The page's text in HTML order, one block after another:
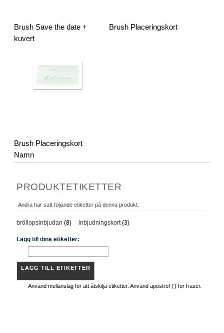
Brush Save the date +
kuvert
Brush Placeringskort
Brush Placeringskort
Namn
PRODUKTETIKETTER
Andra har satt följande etiketter på denna produkt:
bröllopsinbjudan (8) inbjudningskort(3)
Lägg till dina etiketter:
LÄGG TILL ETIKETTER
Använd mellanslag för att åtskilja etiketter. Använd apostrof (') för fraser.